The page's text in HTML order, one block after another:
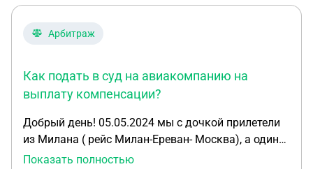
Арбитраж
Как подать в суд на авиакомпанию на
выплату компенсации?
Добрый день! 05.05.2024 мы с дочкой прилетели
из Милана ( рейс Милан-Ереван- Москва), а один
из чемоданов не прилетел. Во Внуково мы
Показать полностью